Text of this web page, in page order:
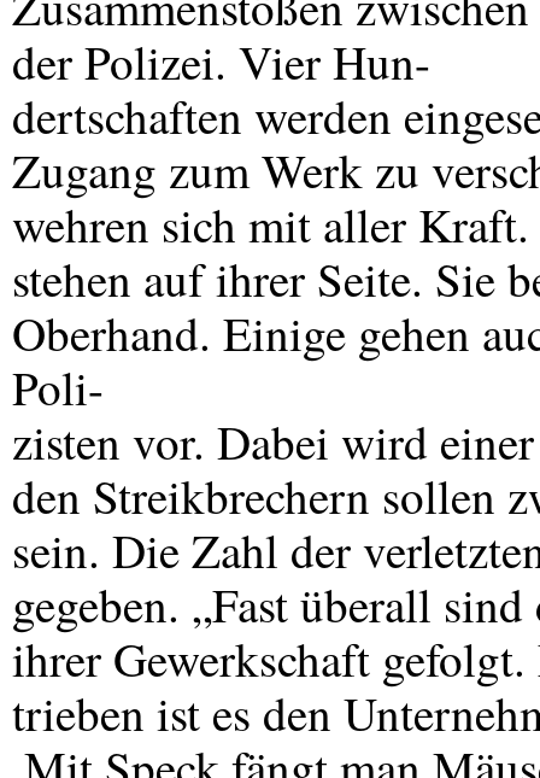
der Polizei. Vier Hun-
dertschaften werden
Zugang zum Werk zu
wehren sich mit aller
stehen auf ihrer Seite. Sie
Oberhand. Einige gehen
Poli-
zisten vor. Dabei wird
den Streikbrechern sollen
sein. Die Zahl der
gegeben. „Fast überall
ihrer Gewerkschaft
trieben ist es den